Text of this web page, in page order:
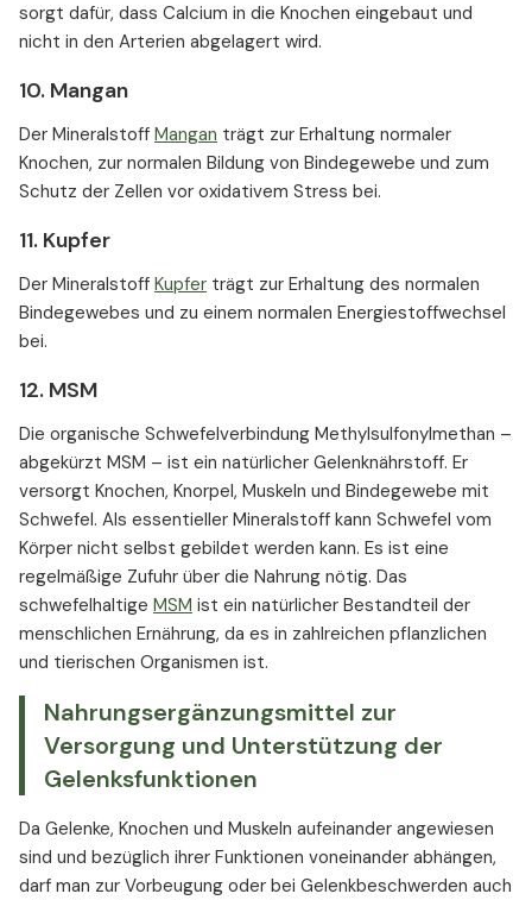
sorgt dafür, dass Calcium in die Knochen eingebaut und
nicht in den Arterien abgelagert wird.
10. Mangan
Der Mineralstoff Mangan trägt zur Erhaltung normaler
Knochen, zur normalen Bildung von Bindegewebe und zum
Schutz der Zellen vor oxidativem Stress bei.
11. Kupfer
Der Mineralstoff Kupfer trägt zur Erhaltung des normalen
Bindegewebes und zu einem normalen Energiestoffwechsel
bei.
12. MSM
Die organische Schwefelverbindung Methylsulfonylmethan –
abgekürzt MSM – ist ein natürlicher Gelenknährstoff. Er
versorgt Knochen, Knorpel, Muskeln und Bindegewebe mit
Schwefel. Als essentieller Mineralstoff kann Schwefel vom
Körper nicht selbst gebildet werden kann. Es ist eine
regelmäßige Zufuhr über die Nahrung nötig. Das
schwefelhaltige MSM ist ein natürlicher Bestandteil der
menschlichen Ernährung, da es in zahlreichen pflanzlichen
und tierischen Organismen ist.
Nahrungsergänzungsmittel zur
Versorgung und Unterstützung der
Gelenksfunktionen
Da Gelenke, Knochen und Muskeln aufeinander angewiesen
sind und bezüglich ihrer Funktionen voneinander abhängen,
darf man zur Vorbeugung oder bei Gelenkbeschwerden auch